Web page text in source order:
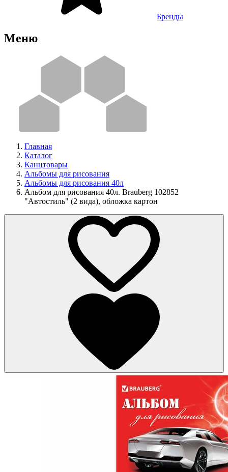
Бренды
Меню
Главная
Каталог
Канцтовары
Альбомы для рисования
Альбомы для рисования 40л
Альбом для рисования 40л. Brauberg 102852
"Автостиль" (2 вида), обложка картон